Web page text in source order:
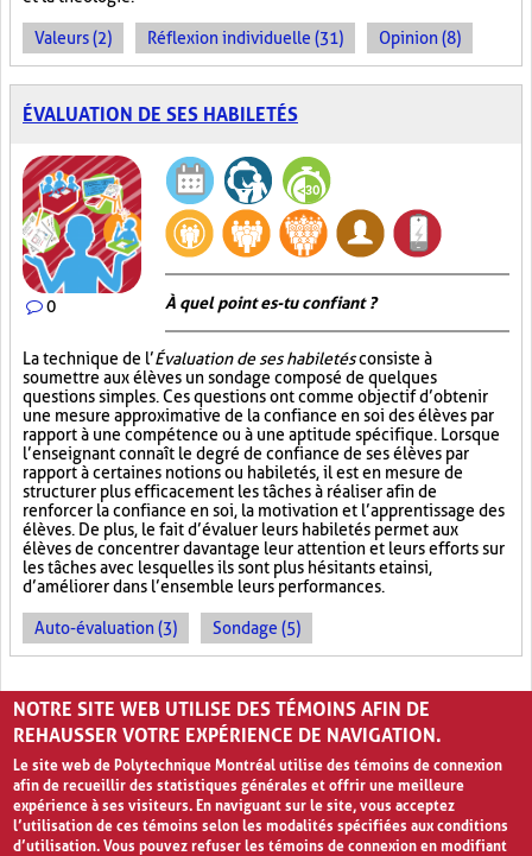
Valeurs (2) Réflexion individuelle (31) Opinion (8)
ÉVALUATION DE SES HABILETÉS
0 À quel point es-tu confiant ?
La technique de l’Évaluation de ses habiletésconsiste à
soumettre aux élèves un sondage composé de quelques
questions simples. Ces questions ont comme objectif d’obtenir
une mesure approximative de la confiance en soi des élèves par
rapport à une compétence ou à une aptitude spécifique. Lorsque
l’enseignant connaît le degré de confiance de ses élèves par
rapport à certaines notions ou habiletés, il est en mesure de
structurer plus efficacement les tâches à réaliser afin de
renforcer la confiance en soi, la motivation et l’apprentissage des
élèves. De plus, le fait d’évaluer leurs habiletés permet aux
élèves de concentrer davantage leur attention et leurs efforts sur
les tâches avec lesquelles ils sont plus hésitants et ainsi,
d’améliorer dans l’ensemble leurs performances.
Auto-évaluation (3) Sondage (5)
PAGES
« ‹ 1 2 3 4 5 › »
NOTRE SITE WEB UTILISE DES TÉMOINS AFIN DE
REHAUSSER VOTRE EXPÉRIENCE DE NAVIGATION.
Le site web de Polytechnique Montréal utilise des témoins de connexion
afin de recueillir des statistiques générales et offrir une meilleure
expérience à ses visiteurs. En naviguant sur le site, vous acceptez
l’utilisation de ces témoins selon les modalités spécifiées aux conditions
d’utilisation. Vous pouvez refuser les témoins de connexion en modifiant